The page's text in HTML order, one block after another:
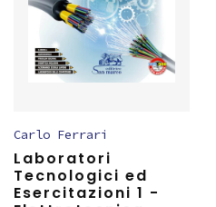
Carlo Ferrari
Laboratori
Tecnologici ed
Esercitazioni 1 -